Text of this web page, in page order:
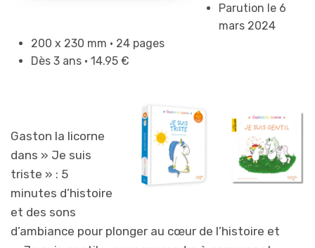
Parution le 6
mars 2024
200 x 230 mm • 24 pages
Dès 3 ans • 14.95 €
Gaston la licorne
dans » Je suis
triste » :​ 5
minutes d’histoire
et des sons
d’ambiance pour plonger au cœur de l’histoire et